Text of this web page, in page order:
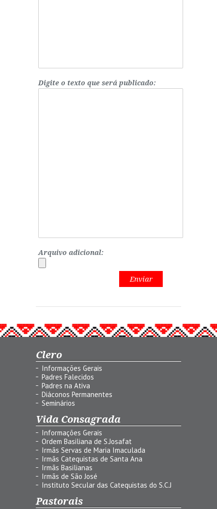
Digite o texto que será publicado:
Arquivo adicional:
Clero
Informações Gerais
Padres Falecidos
Padres na Ativa
Diáconos Permanentes
Seminários
Vida Consagrada
Informações Gerais
Ordem Basiliana de S.Josafat
Irmãs Servas de Maria Imaculada
Irmãs Catequistas de Santa Ana
Irmãs Basilianas
Irmãs de São José
Instituto Secular das Catequistas do S.C.J
Pastorais